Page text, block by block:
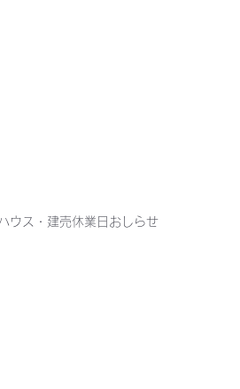
ス・建売休業日おしらせ